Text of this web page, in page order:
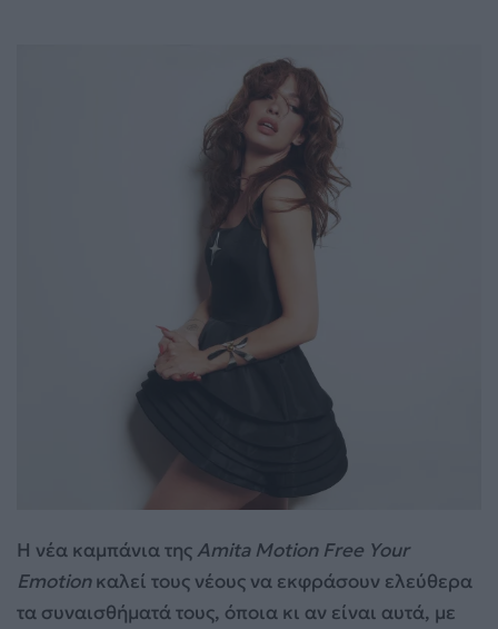
Η νέα καμπάνια τηςAmita Motion Free Your
Emotionκαλεί τους νέους να εκφράσουν ελεύθερα
τα συναισθήματά τους, όποια κι αν είναι αυτά, με